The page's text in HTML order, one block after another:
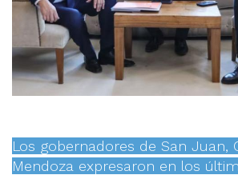
Los gobernadores de San Juan,
Mendoza expresaron en los